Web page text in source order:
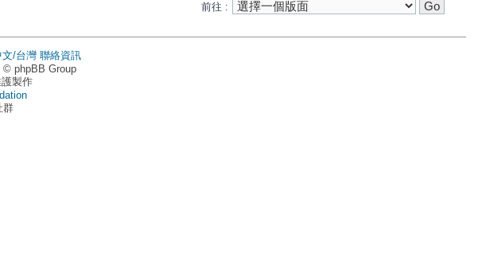
前往 :
/台灣 聯絡資訊
phpBB Group
製作
群